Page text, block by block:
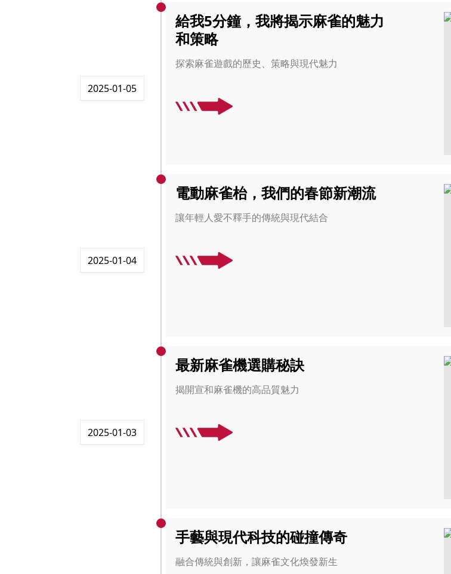
2025-01-05
給我5分鐘，我將揭示麻雀的魅力
和策略
探索麻雀遊戲的歷史、策略與現代魅力
2025-01-04
電動麻雀枱，我們的春節新潮流
讓年輕人愛不釋手的傳統與現代結合
2025-01-03
最新麻雀機選購秘訣
揭開宣和麻雀機的高品質魅力
手藝與現代科技的碰撞傳奇
融合傳統與創新，讓麻雀文化煥發新生